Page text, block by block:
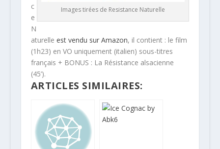
Images tirées de Resistance Naturelle
c
e
N
aturelle est vendu sur Amazon, il contient : le film
(1h23) en VO uniquement (italien) sous-titres
français + BONUS : La Résistance alsacienne
(45’).
ARTICLES SIMILAIRES: